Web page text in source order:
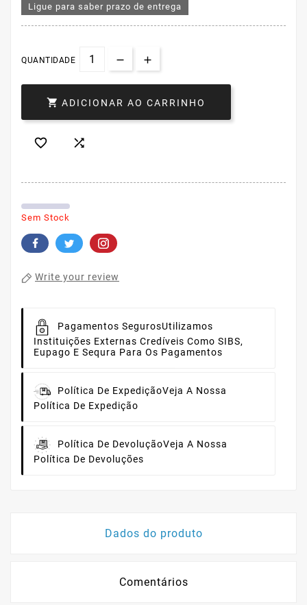
Ligue para saber prazo de entrega
QUANTIDADE
 ADICIONAR AO CARRINHO
 
Sem Stock
Write your review
Pagamentos SegurosUtilizamos
Instituições Externas Credíveis Como SIBS,
Eupago E Sequra Para Os Pagamentos
Política De ExpediçãoVeja A Nossa
Política De Expedição
Política De DevoluçãoVeja A Nossa
Política De Devoluções
Dados do produto
Comentários